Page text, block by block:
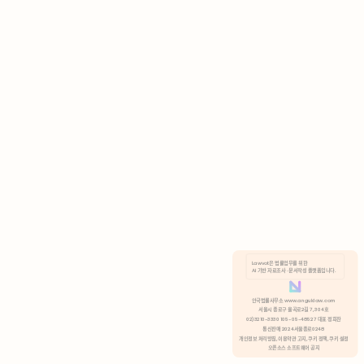
분석 쿠키 허용
Lawvot은 법률업무를 위한
AI 기반 자료조사 · 문서작성 플랫폼입니다.
안국법률사무소 www.anguklaw.com
서울시 종로구 율곡로2길 7, 304호
02)3210-3330 105-05-48527 대표 정희찬
통신판매 2024서울종로0248
개인정보 처리방침, 이용약관 고지, 쿠키 정책, 쿠키 설정
오픈소스 소프트웨어 공지